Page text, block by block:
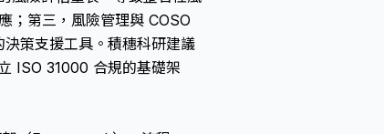
；第三，風險管理與 COSO
策支援工具。積穗科研建議
ISO 31000 合規的基礎架